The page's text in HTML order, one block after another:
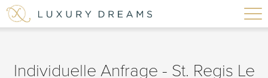
Individuelle Anfrage - St. Regis Le